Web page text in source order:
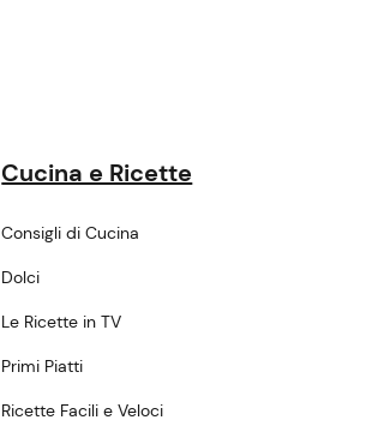
Cucina e Ricette
Consigli di Cucina
Dolci
Le Ricette in TV
Primi Piatti
Ricette Facili e Veloci